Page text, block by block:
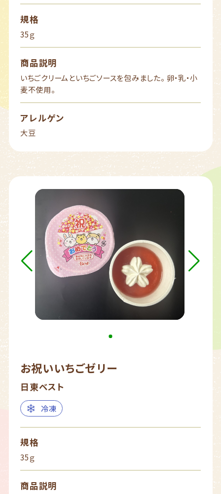
規格
35ｇ
商品説明
いちごクリームといちごソースを包みました。 卵・乳・小
麦不使用。
アレルゲン
大豆
お祝いいちごゼリー
日東ベスト
冷凍
規格
35ｇ
商品説明